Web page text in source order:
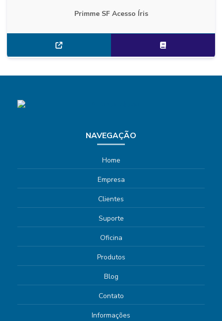
Primme SF Acesso Íris
NAVEGAÇÃO
Home
Empresa
Clientes
Suporte
Oficina
Produtos
Blog
Contato
Informações